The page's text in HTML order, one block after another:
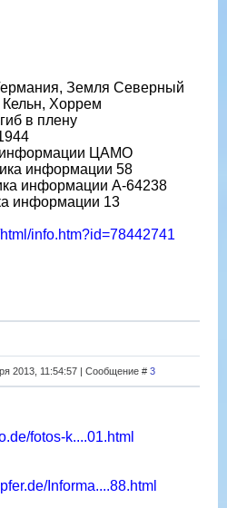
Земля Северный
Хоррем
в плену
информации ЦАМО
информации 58
информации A-64238
информации 13
info.htm?id=78442741
2013, 11:54:57 | Сообщение # 3
fotos-k....01.html
Informa....88.html